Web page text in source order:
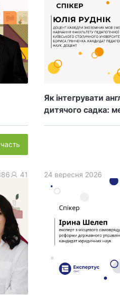
Як інтегрувати
дитячого садка:
41 24 вересня 2026